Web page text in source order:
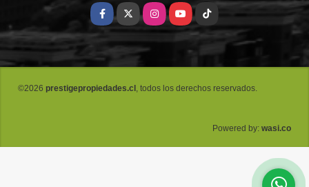
Facebook
X InstagramYouTubeTikTok
©2026 prestigepropiedades.cl , todos los derechos reservados.
Powered by: wasi.co